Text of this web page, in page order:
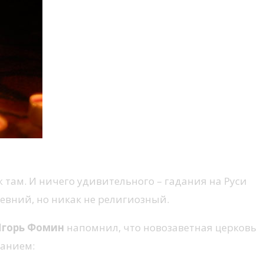
И ничего удивительного – гадания на Руси
но никак не религиозный.
Фомин напомнил, что новозаветная церковь